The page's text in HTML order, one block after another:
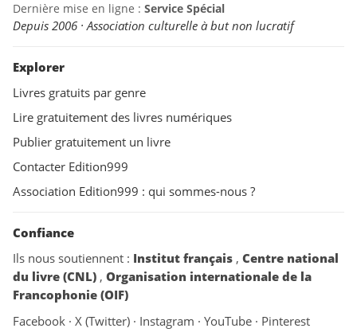
Dernière mise en ligne : Service Spécial
Depuis 2006 · Association culturelle à but non lucratif
Explorer
Livres gratuits par genre
Lire gratuitement des livres numériques
Publier gratuitement un livre
Contacter Edition999
Association Edition999 : qui sommes-nous ?
Confiance
Ils nous soutiennent : Institut français , Centre national
du livre (CNL) , Organisation internationale de la
Francophonie (OIF)
Facebook · X (Twitter) · Instagram · YouTube · Pinterest